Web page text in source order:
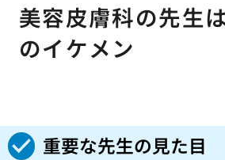
美容皮膚科の先生
のイケメン
重要な先生の見た目